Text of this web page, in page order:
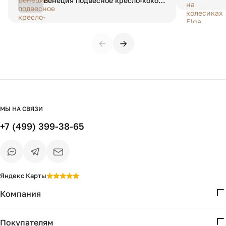
ключи для сборки и понятная
инструкция. Собрал за 20 мин., дольше
распаковывал.
качели из искусственного
ротанга, цвет бронзовый с
← →
Компания
Покупателям
МЫ НА СВЯЗИ
+7 (499) 399-38-65
Яндекс Карты